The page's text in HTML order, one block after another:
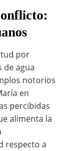
por
de agua
notorios
en
percibidas
alimenta la
respecto a